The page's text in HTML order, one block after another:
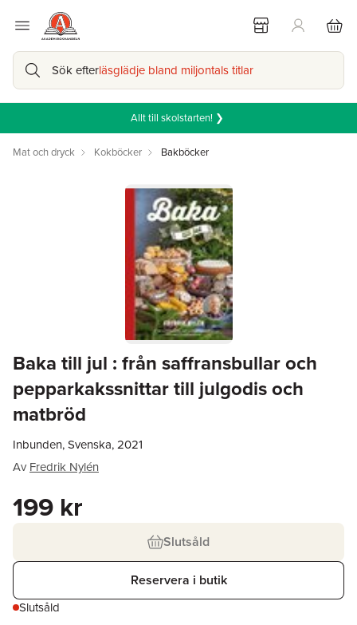
Sök efterläsglädje bland miljontals titlar
Allt till skolstarten! ❯
Mat och dryck Kokböcker Bakböcker
Baka till jul : från saffransbullar och
pepparkakssnittar till julgodis och
matbröd
Inbunden, Svenska, 2021
Av Fredrik Nylén
199 kr
Slutsåld
Reservera i butik
Slutsåld